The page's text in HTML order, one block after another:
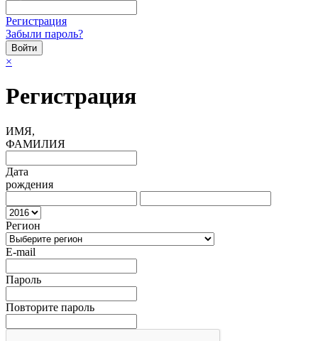
Регистрация
Забыли пароль?
×
Регистрация
ИМЯ,
ФАМИЛИЯ
Дата
рождения
Регион
E-mail
Пароль
Повторите пароль